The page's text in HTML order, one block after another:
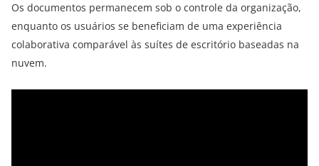
Os documentos permanecem sob o controle da organização,
enquanto os usuários se beneficiam de uma experiência
colaborativa comparável às suítes de escritório baseadas na
nuvem.